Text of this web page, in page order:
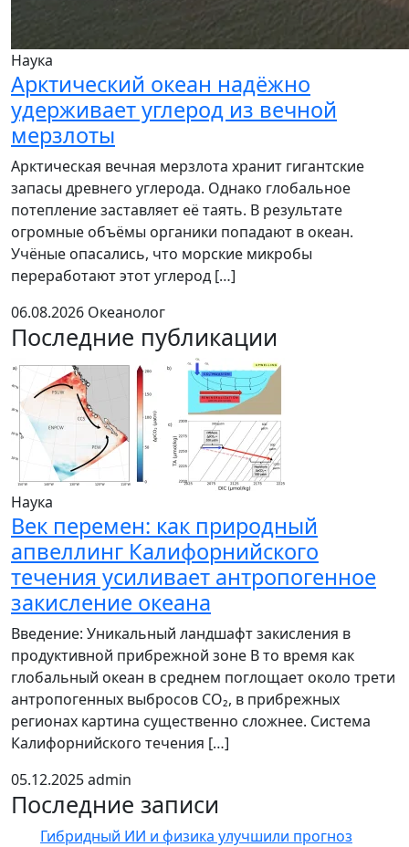
Наука
Арктический океан надёжно
удерживает углерод из вечной
мерзлоты
Арктическая вечная мерзлота хранит гигантские
запасы древнего углерода. Однако глобальное
потепление заставляет её таять. В результате
огромные объёмы органики попадают в океан.
Учёные опасались, что морские микробы
переработают этот углерод […]
06.08.2026 Океанолог
Последние публикации
Наука
Век перемен: как природный
апвеллинг Калифорнийского
течения усиливает антропогенное
закисление океана
Введение: Уникальный ландшафт закисления в
продуктивной прибрежной зоне В то время как
глобальный океан в среднем поглощает около трети
антропогенных выбросов CO₂, в прибрежных
регионах картина существенно сложнее. Система
Калифорнийского течения […]
05.12.2025admin
Последние записи
Гибридный ИИ и физика улучшили прогноз